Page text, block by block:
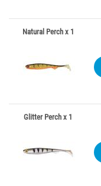
Natural Perch x 1
Glitter Perch x 1